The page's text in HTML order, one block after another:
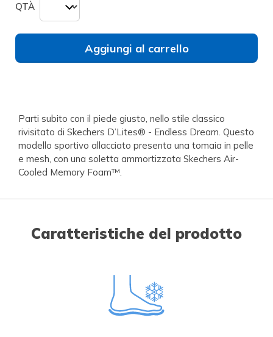
QTÀ
Aggiungi al carrello
Parti subito con il piede giusto, nello stile classico
rivisitato di Skechers D’Lites® - Endless Dream. Questo
modello sportivo allacciato presenta una tomaia in pelle
e mesh, con una soletta ammortizzata Skechers Air-
Cooled Memory Foam™.
Caratteristiche del prodotto